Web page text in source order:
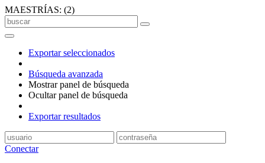
MAESTRÍAS: (2)
Exportar seleccionados
Búsqueda avanzada
Mostrar panel de búsqueda
Ocultar panel de búsqueda
Exportar resultados
Conectar